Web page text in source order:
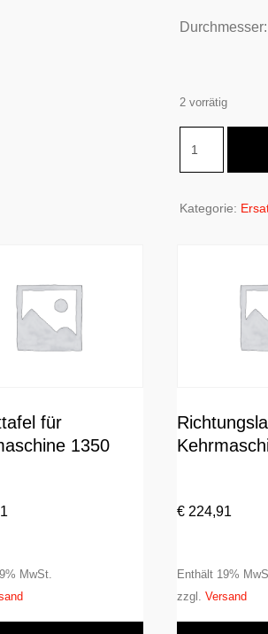
2 vorrätig
für
1350
Kategorie:
für
1350
MwSt.
€224,91
Enthält 19%
zzgl. Versand